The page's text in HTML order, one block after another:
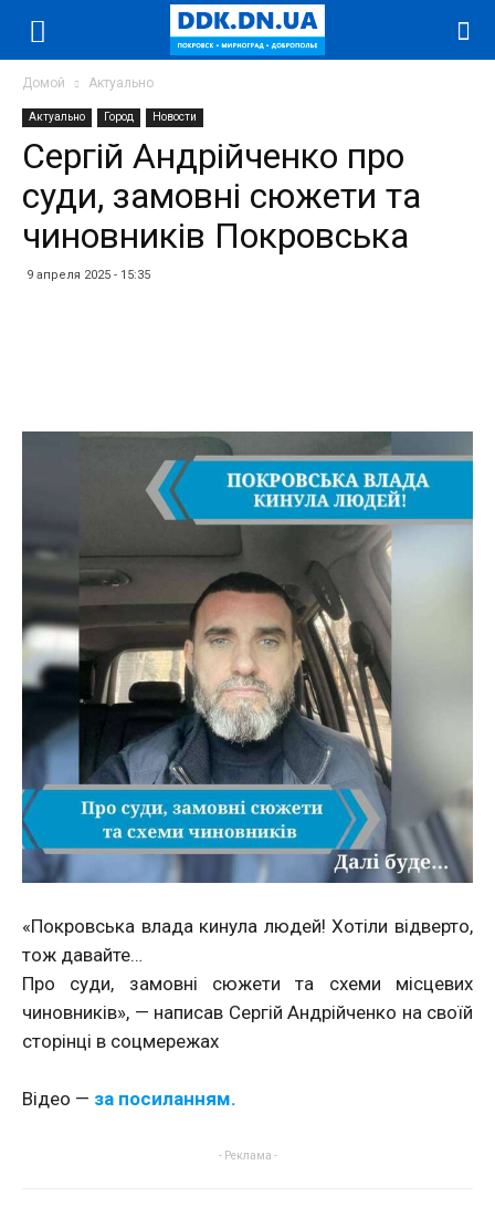
Домой Актуально
Актуально Город Новости
Сергій Андрійченко про
суди, замовні сюжети та
чиновників Покровська
9 апреля 2025 - 15:35
«Покровська влада кинула людей! Хотіли відверто,
тож давайте…
Про суди, замовні сюжети та схеми місцевих
чиновників», — написав Сергій Андрійченко на своїй
сторінці в соцмережах
Відео — за посиланням.
- Реклама -